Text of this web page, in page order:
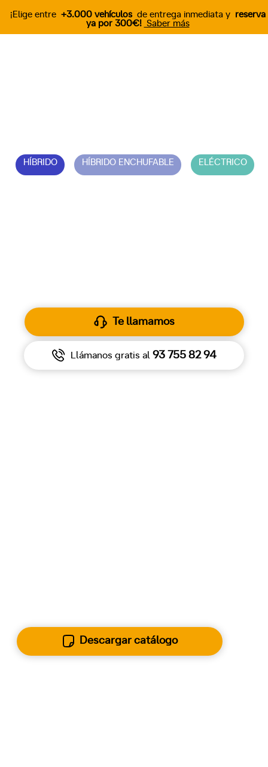
¡Elige entre +3.000 vehículos de entrega inmediata y reserva
ya por 300€! Saber más
HÍBRIDO HÍBRIDO ENCHUFABLE ELÉCTRICO
Te llamamos
Llámanos gratis al 93 755 82 94
Descargar catálogo